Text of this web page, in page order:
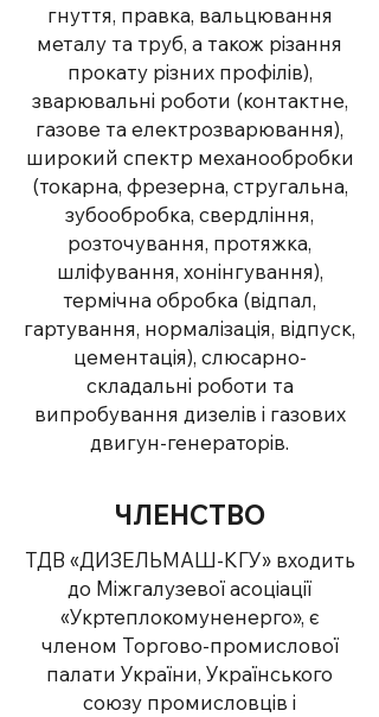
гнуття, правка, вальцювання
металу та труб, а також різання
прокату різних профілів),
зварювальні роботи (контактне,
газове та електрозварювання),
широкий спектр механообробки
(токарна, фрезерна, стругальна,
зубообробка, свердління,
розточування, протяжка,
шліфування, хонінгування),
термічна обробка (відпал,
гартування, нормалізація, відпуск,
цементація), слюсарно-
складальні роботи та
випробування дизелів і газових
двигун-генераторів.
ЧЛЕНСТВО
ТДВ «ДИЗЕЛЬМАШ-КГУ» входить
до Міжгалузевої асоціації
«Укртеплокомуненерго», є
членом Торгово-промислової
палати України, Українського
союзу промисловців і